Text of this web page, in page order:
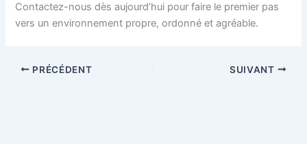
Contactez-nous dès aujourd’hui pour faire le premier pas
vers un environnement propre, ordonné et agréable.
PRÉCÉDENT SUIVANT